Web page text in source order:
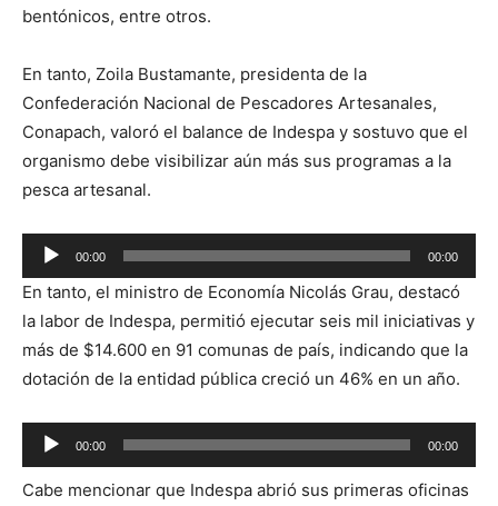
bentónicos, entre otros.
En tanto, Zoila Bustamante, presidenta de la
Confederación Nacional de Pescadores Artesanales,
Conapach, valoró el balance de Indespa y sostuvo que el
organismo debe visibilizar aún más sus programas a la
pesca artesanal.
Reproductor
de
audio
00:00 00:00
En tanto, el ministro de Economía Nicolás Grau, destacó
la labor de Indespa, permitió ejecutar seis mil iniciativas y
más de $14.600 en 91 comunas de país, indicando que la
dotación de la entidad pública creció un 46% en un año.
Reproductor
de
audio
00:00 00:00
Cabe mencionar que Indespa abrió sus primeras oficinas